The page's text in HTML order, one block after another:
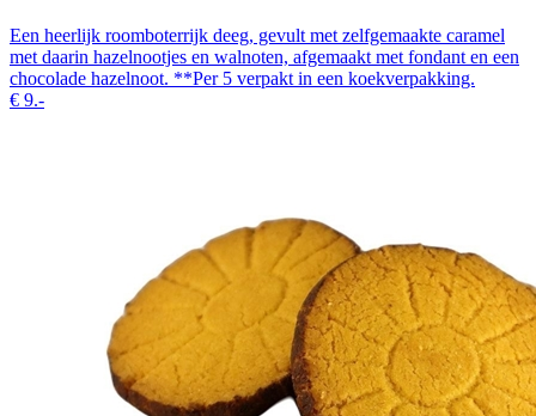
Een heerlijk roomboterrijk deeg, gevult met zelfgemaakte caramel
met daarin hazelnootjes en walnoten, afgemaakt met fondant en een
chocolade hazelnoot. **Per 5 verpakt in een koekverpakking.
€ 9.-